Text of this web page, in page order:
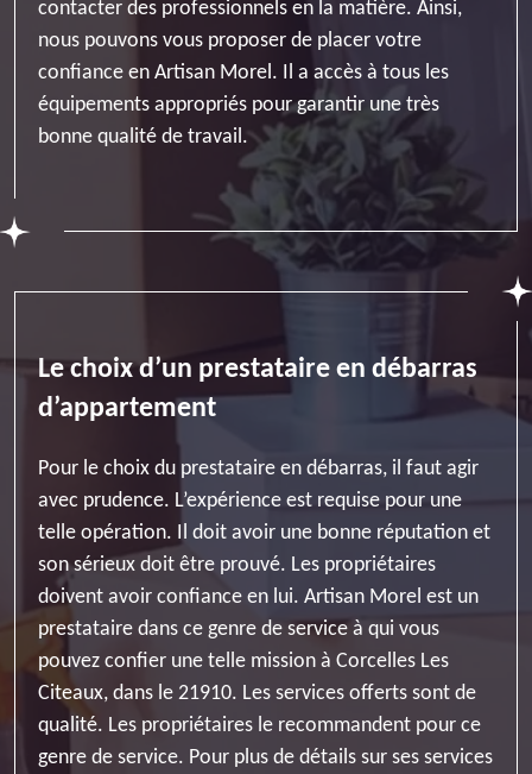
contacter des professionnels en la matière. Ainsi,
nous pouvons vous proposer de placer votre
confiance en Artisan Morel. Il a accès à tous les
équipements appropriés pour garantir une très
bonne qualité de travail.
Le choix d’un prestataire en débarras
d’appartement
Pour le choix du prestataire en débarras, il faut agir
avec prudence. L’expérience est requise pour une
telle opération. Il doit avoir une bonne réputation et
son sérieux doit être prouvé. Les propriétaires
doivent avoir confiance en lui. Artisan Morel est un
prestataire dans ce genre de service à qui vous
pouvez confier une telle mission à Corcelles Les
Citeaux, dans le 21910. Les services offerts sont de
qualité. Les propriétaires le recommandent pour ce
genre de service. Pour plus de détails sur ses services